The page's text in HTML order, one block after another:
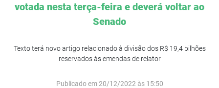
votada nesta terça-feira e deverá voltar ao
Senado
Texto terá novo artigo relacionado à divisão dos R$ 19,4 bilhões
reservados às emendas de relator
Publicado em 20/12/2022 às 15:50